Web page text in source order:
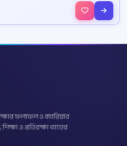
ফলাফল ও ক্যারিয়ার
ও প্রতিরক্ষা খাতের